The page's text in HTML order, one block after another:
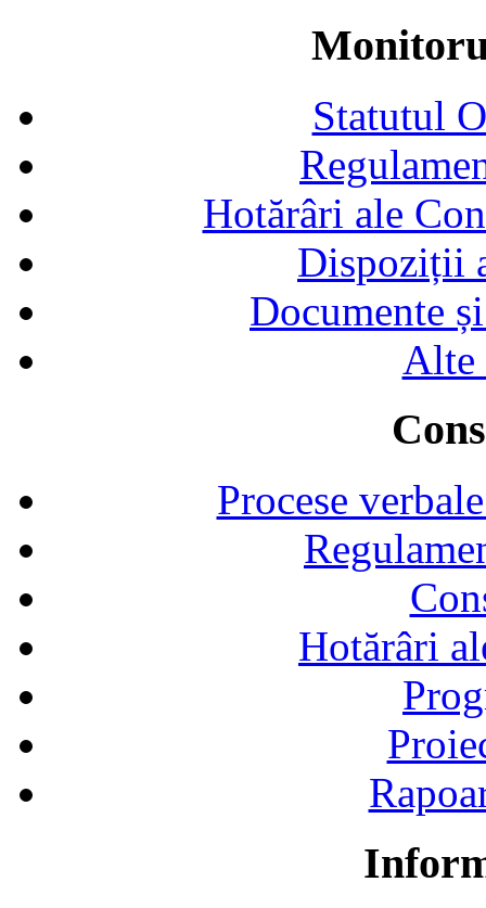
Statutul
Hotărâri ale
Dispoziții
Documente
Alte
Procese
Hotărâri